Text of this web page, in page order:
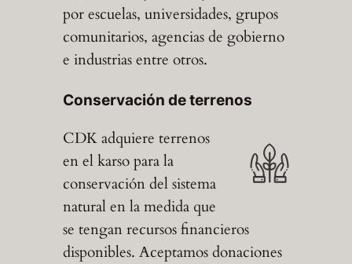
por escuelas, universidades, grupos
comunitarios, agencias de gobierno
e industrias entre otros.
Conservación de terrenos
CDK adquiere terrenos
en el karso para la
conservación del sistema
natural en la medida que
se tengan recursos financieros
disponibles. Aceptamos donaciones